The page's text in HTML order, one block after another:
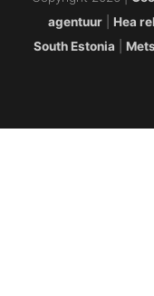
agentuur| Hea
South Estonia